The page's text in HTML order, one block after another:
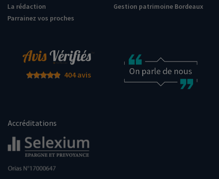
La rédaction
Parrainez vos proches
Gestion patrimoine Bordeaux
404 avis
Accréditations